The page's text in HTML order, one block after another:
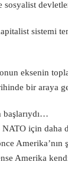
sosyalist
sistemi
eksenin
bir araya
başlarıydı…
için daha
Amerika